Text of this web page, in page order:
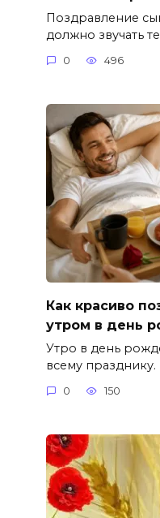
Поздравление
должно звучать
0 496
Как красиво
утром в день
Утро в день
всему празднику.
0 150